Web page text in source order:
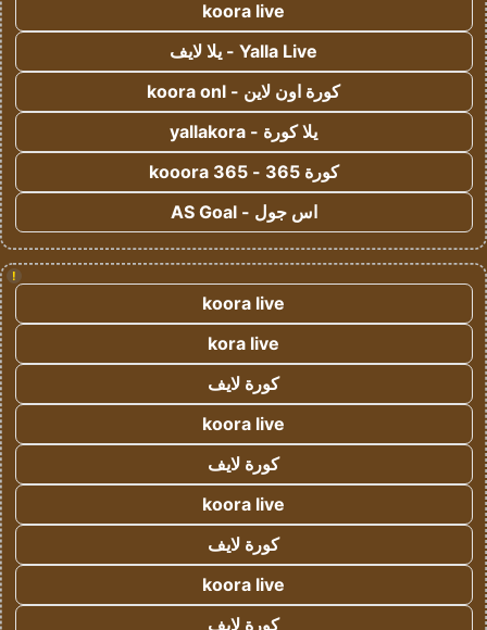
koora live
Yalla Live - يلا لايف
كورة اون لاين - koora onl
يلا كورة - yallakora
كورة 365 - kooora 365
اس جول - AS Goal
!
koora live
kora live
كورة لايف
koora live
كورة لايف
koora live
كورة لايف
koora live
كورة لايف